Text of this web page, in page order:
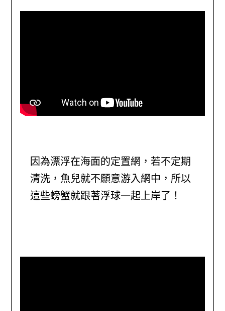
因為漂浮在海面的定置網，若不定期
清洗，魚兒就不願意游入網中，所以
這些螃蟹就跟著浮球一起上岸了！